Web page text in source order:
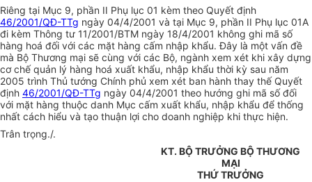
Riêng tại Mục 9, phần II Phụ lục 01 kèm theo Quyết định
46/2001/QĐ-TTg ngày 04/4/2001 và tại Mục 9, phần II Phụ lục 01A
đi kèm Thông tư 11/2001/BTM ngày 18/4/2001 không ghi mã số
hàng hoá đối với các mặt hàng cấm nhập khẩu. Đây là một vấn đề
mà Bộ Thương mại sẽ cùng với các Bộ, ngành xem xét khi xây dựng
cơ chế quản lý hàng hoá xuất khẩu, nhập khẩu thời kỳ sau năm
2005 trình Thủ tướng Chính phủ xem xét ban hành thay thế Quyết
định 46/2001/QĐ-TTg ngày 04/4/2001 theo hướng ghi mã số đối
với mặt hàng thuộc danh Mục cấm xuất khẩu, nhập khẩu để thống
nhất cách hiểu và tạo thuận lợi cho doanh nghiệp khi thực hiện.
Trân trọng./.
KT. BỘ TRƯỞNG BỘ THƯƠNG
MẠI
THỨ TRƯỞNG